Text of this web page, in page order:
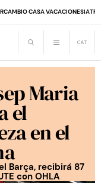
CASA VACACIONESIA
Maria
el
en el
Barça, recibirá 87
con OHLA